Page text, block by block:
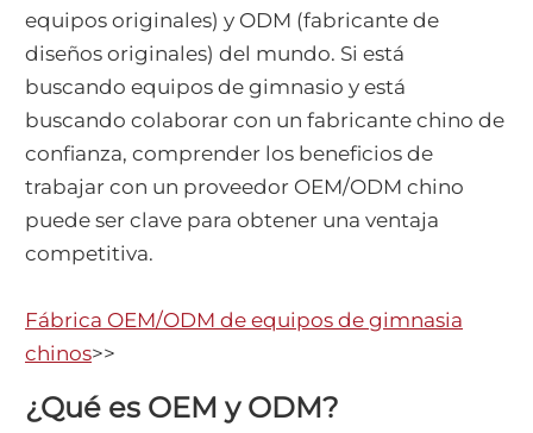
equipos originales) y ODM (fabricante de
diseños originales) del mundo. Si está
buscando equipos de gimnasio y está
buscando colaborar con un fabricante chino de
confianza, comprender los beneficios de
trabajar con un proveedor OEM/ODM chino
puede ser clave para obtener una ventaja
competitiva.
Fábrica OEM/ODM de equipos de gimnasia
chinos>>
¿Qué es OEM y ODM?